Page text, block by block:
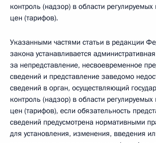
контроль (надзор) в области регулируемых
цен (тарифов).
Указанными частями статьи в редакции
закона устанавливается
за непредставление, несвоевременное
сведений и представление заведомо
сведений в орган, осуществляющий
контроль (надзор) в области регулируемых
цен (тарифов), если обязательность
сведений предусмотрена нормативными
для установления, изменения, введения